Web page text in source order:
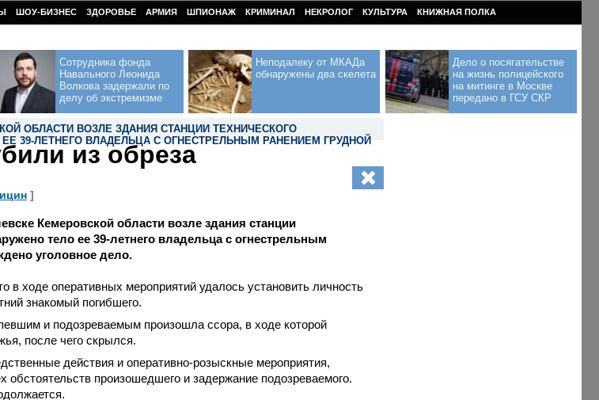
ШОУ-БИЗНЕС ЗДОРОВЬЕ АРМИЯ ШПИОНАЖ КРИМИНАЛ НЕКРОЛОГ КУЛЬТУРА КНИЖНАЯ ПОЛКА
Сотрудника фонда
Навального Леонида
Волкова задержали по
делу об экстремизме
Неподалеку от МКАДа
обнаружены два скелета
Дело о посягательстве
на жизнь полицейского
на митинге в Москве
передано в ГСУ СКР
ОБЛАСТИ ВОЗЛЕ ЗДАНИЯ СТАНЦИИ ТЕХНИЧЕСКОГО
39-ЛЕТНЕГО ВЛАДЕЛЬЦА С ОГНЕСТРЕЛЬНЫМ РАНЕНИЕМ ГРУДНОЙ
из обреза
]
Кемеровской области возле здания станции
тело ее 39-летнего владельца с огнестрельным
уголовное дело.
ходе оперативных мероприятий удалось установить личность
знакомый погибшего.
и подозреваемым произошла ссора, в ходе которой
после чего скрылся.
действия и оперативно-розыскные мероприятия,
обстоятельств произошедшего и задержание подозреваемого.